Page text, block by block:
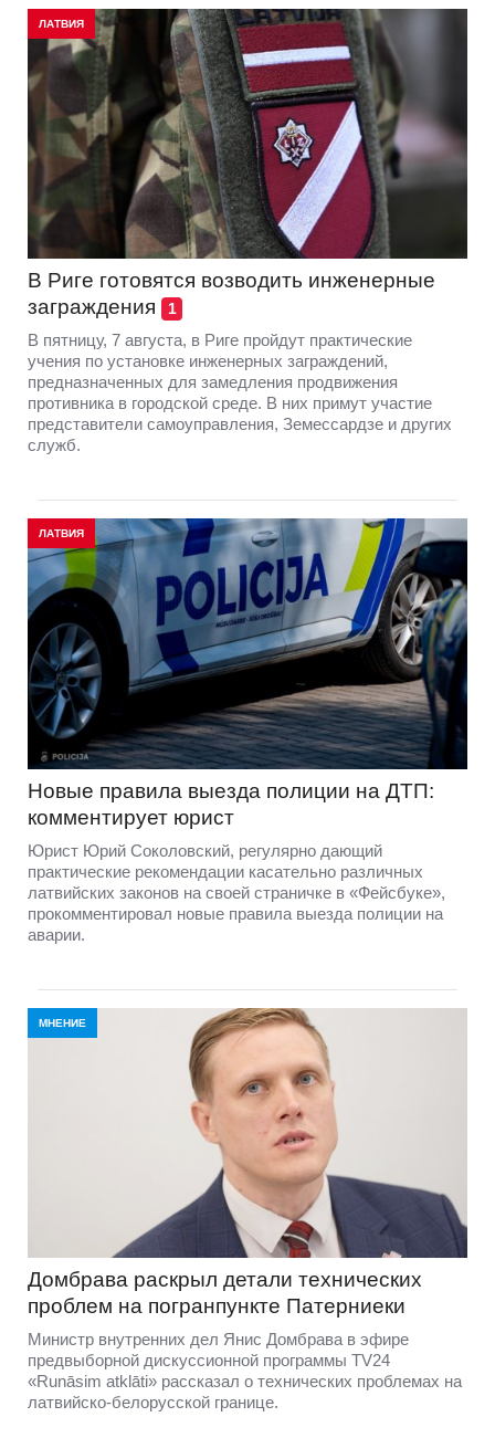
ЛАТВИЯ
В Риге готовятся возводить инженерные
заграждения
1
В пятницу, 7 августа, в Риге пройдут практические
учения по установке инженерных заграждений,
предназначенных для замедления продвижения
противника в городской среде. В них примут участие
представители самоуправления, Земессардзе и других
служб.
ЛАТВИЯ
Новые правила выезда полиции на ДТП:
комментирует юрист
Юрист Юрий Соколовский, регулярно дающий
практические рекомендации касательно различных
латвийских законов на своей страничке в «Фейсбуке»,
прокомментировал новые правила выезда полиции на
аварии.
МНЕНИЕ
Домбравa раскрыл детали технических
проблем на погранпункте Патерниеки
Министр внутренних дел Янис Домбрава в эфире
предвыборной дискуссионной программы TV24
«Runāsim atklāti» рассказал о технических проблемах на
латвийско-белорусской границе.